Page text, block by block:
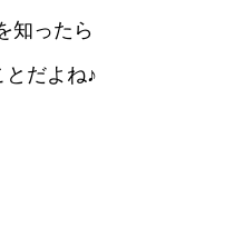
知ったら
とだよね♪